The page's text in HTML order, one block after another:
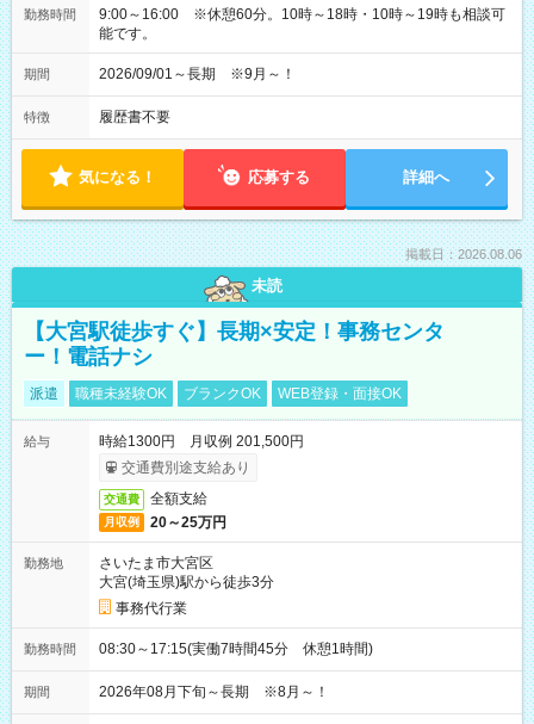
勤務時間
9:00～16:00 ※休憩60分。10時～18時・10時～19時も相談可
能です。
期間 2026/09/01～長期 ※9月～！
特徴 履歴書不要
気になる！ 応募する 詳細へ
掲載日：2026.08.06
未読
【大宮駅徒歩すぐ】長期×安定！事務センタ
ー！電話ナシ
派遣 職種未経験OK ブランクOK WEB登録・面接OK
給与
時給1300円 月収例 201,500円
交通費別途支給あり
交通費 全額支給
月収例 20～25万円
勤務地
さいたま市大宮区
大宮(埼玉県)駅から徒歩3分
事務代行業
勤務時間 08:30～17:15(実働7時間45分 休憩1時間)
期間 2026年08月下旬～長期 ※8月～！